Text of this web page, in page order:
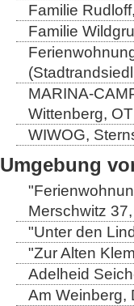
Familie
Familie
MARINA-
Wittenberg,
WIWOG,
Umgebung
Merschwitz
"Unter den
"Zur Alten
Adelheid
Am Weinberg,